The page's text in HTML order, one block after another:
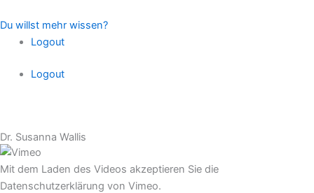
Inhalt
springen
Du willst mehr wissen?
Logout
Logout
Dr. Susanna Wallis
Mit dem Laden des Videos akzeptieren Sie die
Datenschutzerklärung von Vimeo.